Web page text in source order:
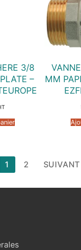
3/8
–
MM
1 2 SUIVANT